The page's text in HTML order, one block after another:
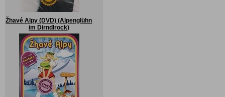
Žhavé Alpy (DVD) (Alpenglühn
im Dirndlrock)